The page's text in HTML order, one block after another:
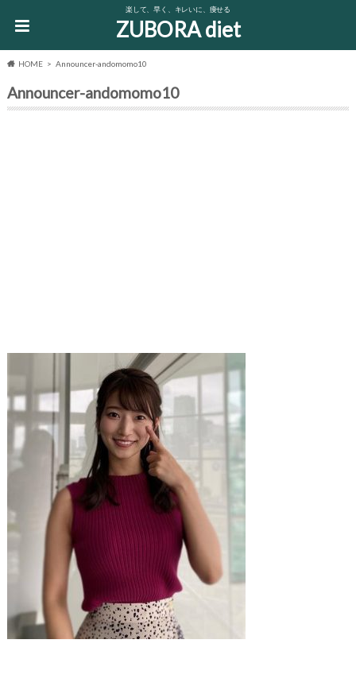
楽して、早く、キレいに、痩せる
ZUBORA diet
HOME Announcer-andomomo10
Announcer-andomomo10